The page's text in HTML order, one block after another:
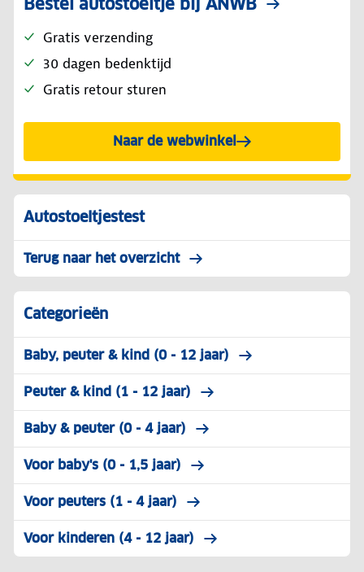
Bestel autostoeltje bij ANWB
Gratis verzending
30 dagen bedenktijd
Gratis retour sturen
Naar de webwinkel
Autostoeltjestest
Terug naar het overzicht
Categorieën
Baby, peuter & kind (0 - 12 jaar)
Peuter & kind (1 - 12 jaar)
Baby & peuter (0 - 4 jaar)
Voor baby's (0 - 1,5 jaar)
Voor peuters (1 - 4 jaar)
Voor kinderen (4 - 12 jaar)